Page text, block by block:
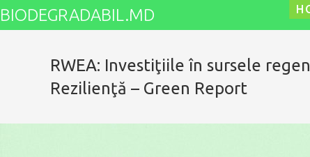
Skip
BIODEGRADABIL.MD
RWEA: Investiţiile în sursele
Rezilienţă – Green Report